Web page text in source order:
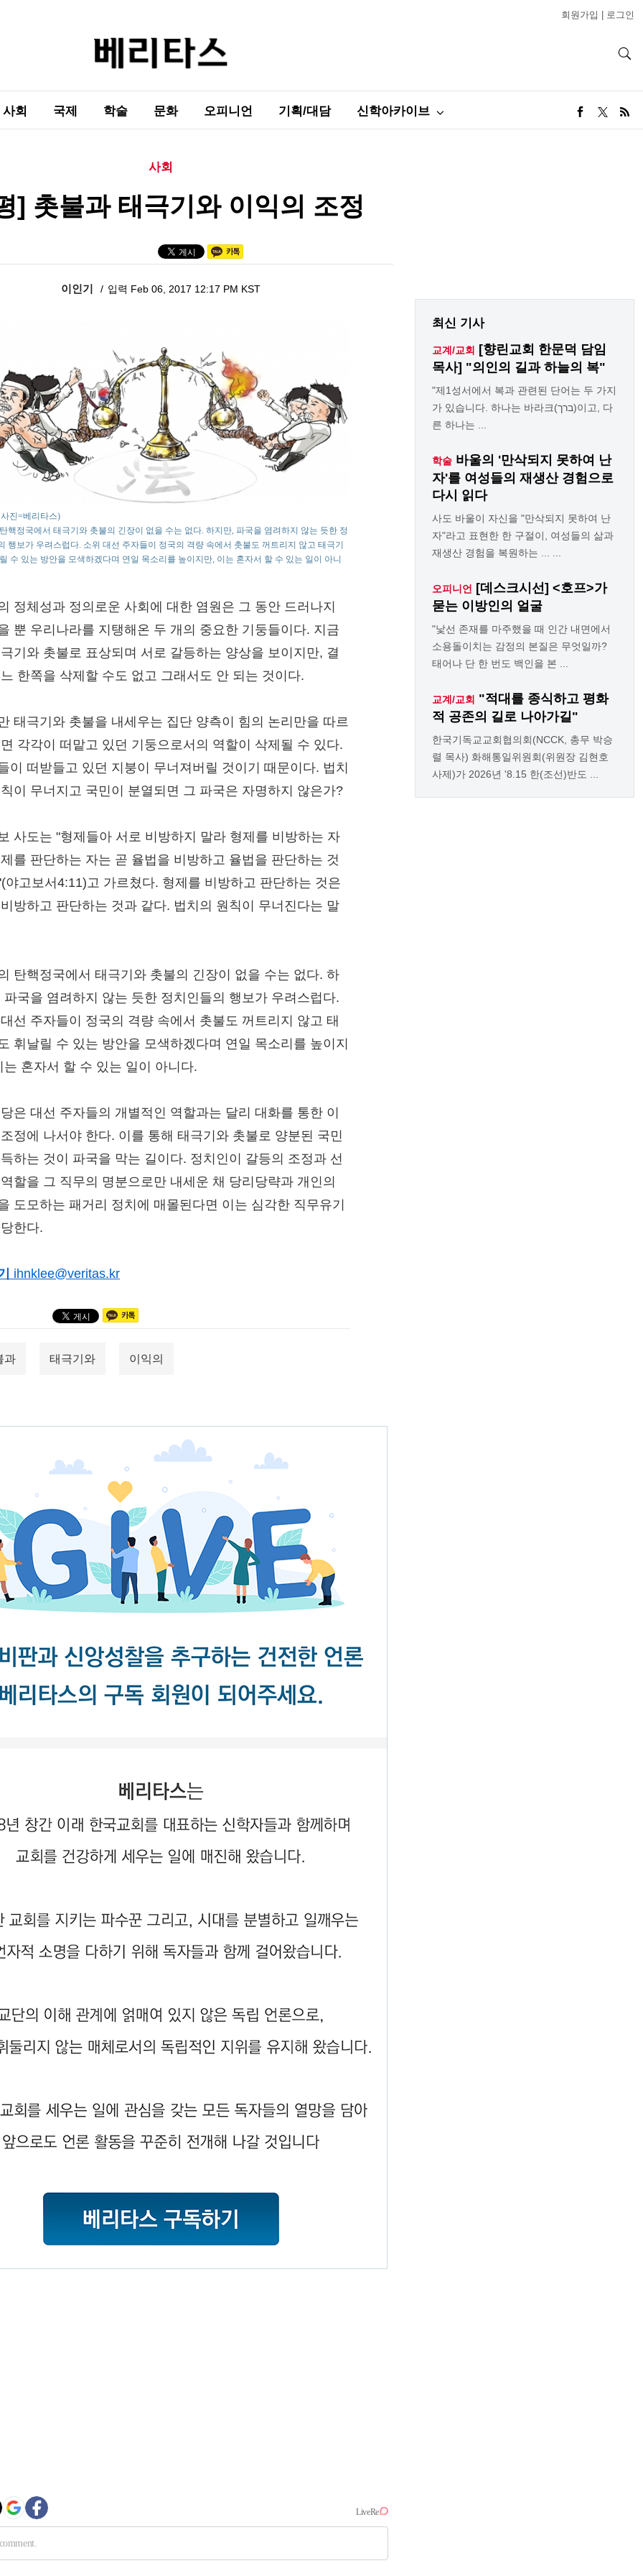
회원가입 로그인
사회 국제 학술 문화 오피니언 기획/대담 신학아카이브
사회
] 촛불과 태극기와 이익의 조정
이인기 입력 Feb 06, 2017 12:17 PM KST
사진=베리타스)
핵정국에서 태극기와 촛불의 긴장이 없을 수는 없다. 하지만, 파국을 염려하지 않는 듯한 정
행보가 우려스럽다. 소위 대선 주자들이 정국의 격량 속에서 촛불도 꺼트리지 않고 태극기
수 있는 방안을 모색하겠다며 연일 목소리를 높이지만, 이는 혼자서 할 수 있는 일이 아니
정체성과 정의로운 사회에 대한 염원은 그 동안 드러나지
뿐 우리나라를 지탱해온 두 개의 중요한 기둥들이다. 지금
기와 촛불로 표상되며 서로 갈등하는 양상을 보이지만, 결
한쪽을 삭제할 수도 없고 그래서도 안 되는 것이다.
태극기와 촛불을 내세우는 집단 양측이 힘의 논리만을 따르
각각이 떠맡고 있던 기둥으로서의 역할이 삭제될 수 있다.
이 떠받들고 있던 지붕이 무너져버릴 것이기 때문이다. 법치
이 무너지고 국민이 분열되면 그 파국은 자명하지 않은가?
사도는 "형제들아 서로 비방하지 말라 형제를 비방하는 자
를 판단하는 자는 곧 율법을 비방하고 율법을 판단하는 것
야고보서4:11)고 가르쳤다. 형제를 비방하고 판단하는 것은
방하고 판단하는 것과 같다. 법치의 원칙이 무너진다는 말
탄핵정국에서 태극기와 촛불의 긴장이 없을 수는 없다. 하
파국을 염려하지 않는 듯한 정치인들의 행보가 우려스럽다.
선 주자들이 정국의 격량 속에서 촛불도 꺼트리지 않고 태
휘날릴 수 있는 방안을 모색하겠다며 연일 목소리를 높이지
는 혼자서 할 수 있는 일이 아니다.
은 대선 주자들의 개별적인 역할과는 달리 대화를 통한 이
정에 나서야 한다. 이를 통해 태극기와 촛불로 양분된 국민
하는 것이 파국을 막는 길이다. 정치인이 갈등의 조정과 선
할을 그 직무의 명분으로만 내세운 채 당리당략과 개인의
도모하는 패거리 정치에 매몰된다면 이는 심각한 직무유기
한다.
ihnklee@veritas.kr
과 태극기와 이익의
최신 기사
교계/교회
[향린교회 한문덕 담임
목사] "의인의 길과 하늘의 복"
"제1성서에서 복과 관련된 단어는 두 가지
가 있습니다. 하나는 바라크(ברך)이고, 다
른 하나는 ...
학술 바울의 '만삭되지 못하여 난
자'를 여성들의 재생산 경험으로
다시 읽다
사도 바울이 자신을 "만삭되지 못하여 난
자"라고 표현한 한 구절이, 여성들의 삶과
재생산 경험을 복원하는 ... ...
오피니언
[데스크시선] <호프>가
묻는 이방인의 얼굴
"낯선 존재를 마주했을 때 인간 내면에서
소용돌이치는 감정의 본질은 무엇일까?
태어나 단 한 번도 백인을 본 ...
교계/교회 "적대를 종식하고 평화
적 공존의 길로 나아가길"
한국기독교교회협의회(NCCK, 총무 박승
렬 목사) 화해통일위원회(위원장 김현호
사제)가 2026년 '8.15 한(조선)반도 ...